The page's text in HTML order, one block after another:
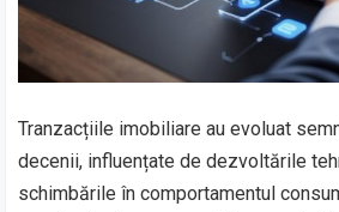
Tranzacțiile imobiliare au evoluat
decenii, influențate de dezvoltările
schimbările în comportamentul